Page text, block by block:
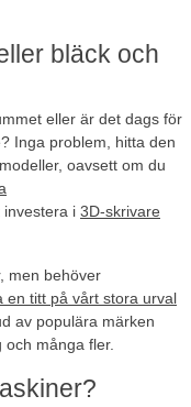
bläck och
eller är det dags för
Inga problem, hitta den
oavsett om du
i 3D-skrivare
men behöver
en titt på vårt stora urval
av populära märken
många fler.